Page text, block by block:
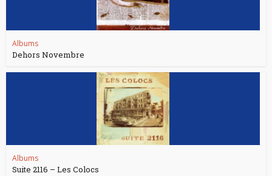
Albums
Dehors Novembre
Albums
Suite 2116 – Les Colocs